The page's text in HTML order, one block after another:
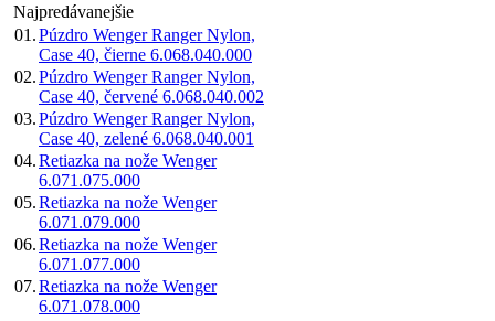
Najpredávanejšie
01.Púzdro Wenger Ranger Nylon,
Case 40, čierne 6.068.040.000
02.Púzdro Wenger Ranger Nylon,
Case 40, červené 6.068.040.002
03.Púzdro Wenger Ranger Nylon,
Case 40, zelené 6.068.040.001
04.Retiazka na nože Wenger
6.071.075.000
05.Retiazka na nože Wenger
6.071.079.000
06.Retiazka na nože Wenger
6.071.077.000
07.Retiazka na nože Wenger
6.071.078.000